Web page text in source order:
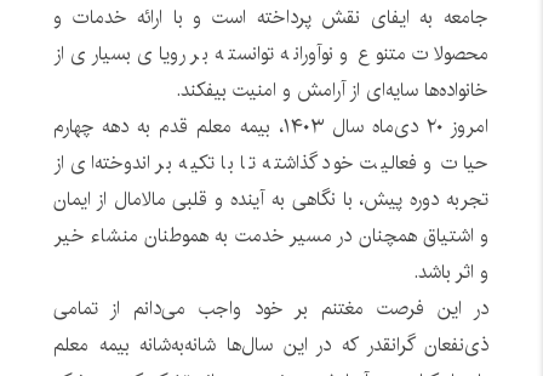
جامعه به ایفای نقش پرداخته است و با ارائه خدمات و
محصولات متنوع و نوآورانه توانسته بر رویای بسیاری از
خانواده‌ها سایه‌ای از آرامش و امنیت بیفکند.
امروز ۲۰ دی‌ماه سال ۱۴۰۳، بیمه معلم قدم به دهه چهارم
حیات و فعالیت خود گذاشته تا با تکیه بر اندوخته‌ای از
تجربه دوره پیش، با نگاهی به آینده و قلبی مالامال از ایمان
و اشتیاق همچنان در مسیر خدمت به هموطنان منشاء خیر
و اثر باشد.
در این فرصت مغتنم بر خود واجب می‌دانم از تمامی
ذی‌نفعان گرانقدر که در این سال‌ها شانه‌به‌شانه بیمه معلم